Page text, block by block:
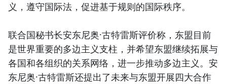
义，遵守国际法，促进基于规则的国际秩序。
联合国秘书长安东尼奥·古特雷斯评价称，东盟目前
是世界重要的多边主义支柱，并希望东盟继续拓展与
各国和各组织的关系网络，进一步推动多边主义。安
东尼奥·古特雷斯还提出了未来与东盟开展四大合作